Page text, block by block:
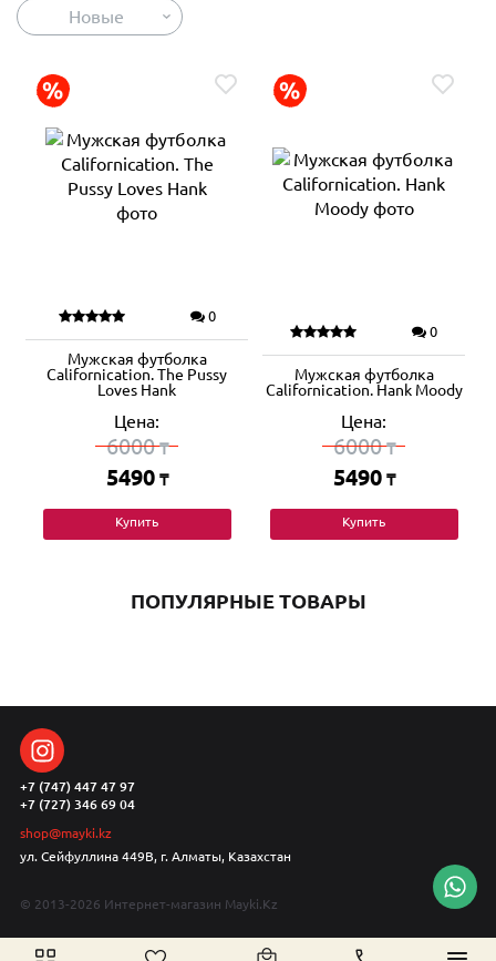
Новые
0
Мужская футболка
Californication. The Pussy
Loves Hank
Цена:
6000₸
5490 ₸
Купить
0
Мужская футболка
Californication. Hank Moody
Цена:
6000₸
5490 ₸
Купить
ПОПУЛЯРНЫЕ ТОВАРЫ
+7 (747) 447 47 97
+7 (727) 346 69 04
shop@mayki.kz
ул. Сейфуллина 449В, г. Алматы, Казахстан
© 2013-2026 Интернет-магазин Mayki.Kz